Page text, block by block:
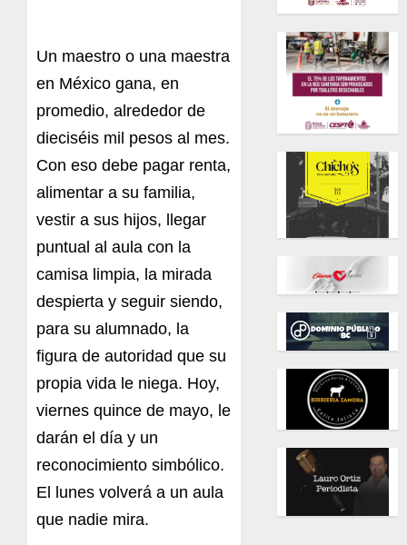
Un maestro o una maestra
en México gana, en
promedio, alrededor de
dieciséis mil pesos al mes.
Con eso debe pagar renta,
alimentar a su familia,
vestir a sus hijos, llegar
puntual al aula con la
camisa limpia, la mirada
despierta y seguir siendo,
para su alumnado, la
figura de autoridad que su
propia vida le niega. Hoy,
viernes quince de mayo, le
darán el día y un
reconocimiento simbólico.
El lunes volverá a un aula
que nadie mira.